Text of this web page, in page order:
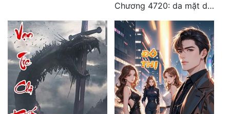
Chương 4720: da mặt dày